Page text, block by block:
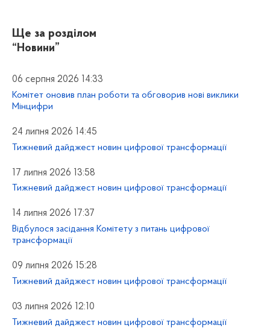
Ще за розділом
“Новини”
06 серпня 2026 14:33
Комітет оновив план роботи та обговорив нові виклики
Мінцифри
24 липня 2026 14:45
Тижневий дайджест новин цифрової трансформації
17 липня 2026 13:58
Тижневий дайджест новин цифрової трансформації
14 липня 2026 17:37
Відбулося засідання Комітету з питань цифрової
трансформації
09 липня 2026 15:28
Тижневий дайджест новин цифрової трансформації
03 липня 2026 12:10
Тижневий дайджест новин цифрової трансформації